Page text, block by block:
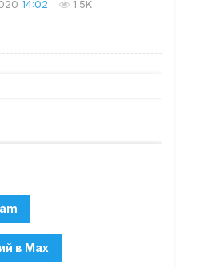
14:02 1.5K